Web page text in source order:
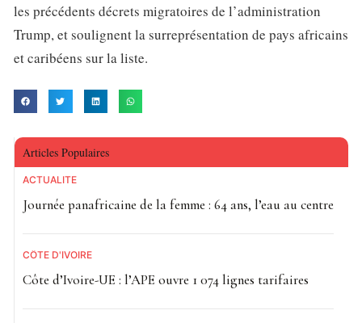
les précédents décrets migratoires de l’administration
Trump, et soulignent la surreprésentation de pays africains
et caribéens sur la liste.
Articles Populaires
ACTUALITE
Journée panafricaine de la femme : 64 ans, l’eau au centre
CÔTE D'IVOIRE
Côte d’Ivoire-UE : l’APE ouvre 1 074 lignes tarifaires